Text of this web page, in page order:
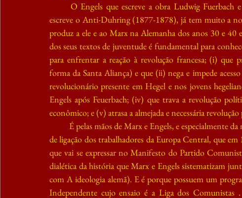
O Engels que escreve a obra Ludwig Fuerbach
escreve o Anti-Duhring (1877-1878), já tem muito a
produz a ele e ao Marx na Alemanha dos anos 30 e
dos seus textos de juventude é fundamental para
para enfrentar a reação à revolução francesa; (i) que
forma da Santa Aliança) e que (ii) nega e impede
revolucionário presente em Hegel e nos jovens
Engels após Feuerbach; (iv) que trava a revolução
econômico; e (v) atrasa a almejada e necessária
É pelas mãos de Marx e Engels, e especialmente
de ligação dos trabalhadores da Europa Central, que
que vai se expressar no Manifesto do Partido
dialética da história que Marx e Engels sistematizam
com A ideologia alemã). E é porque possuem um
Independente cujo ensaio é a Liga dos Comunistas